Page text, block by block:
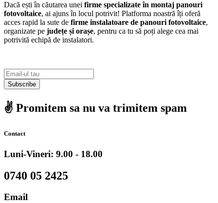
Dacă ești în căutarea unei firme specializate în montaj panouri
fotovoltaice, ai ajuns în locul potrivit! Platforma noastră îți oferă
acces rapid la sute de firme instalatoare de panouri fotovoltaice,
organizate pe județe și orașe, pentru ca tu să poți alege cea mai
potrivită echipă de instalatori.
Subscribe
✌️ Promitem sa nu va trimitem spam
Contact
Luni-Vineri: 9.00 - 18.00
0740 05 2425
Email